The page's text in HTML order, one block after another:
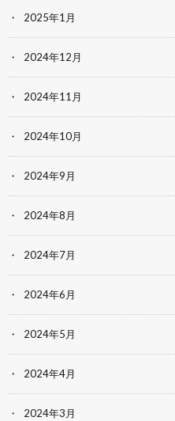
2025年1月
2024年12月
2024年11月
2024年10月
2024年9月
2024年8月
2024年7月
2024年6月
2024年5月
2024年4月
2024年3月